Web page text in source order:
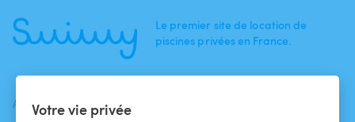
Votre vie privée
Le premier site de location de
piscines privées en France.
ACTUALITÉS